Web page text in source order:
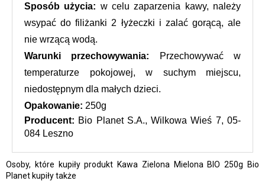
Sposób użycia: w celu zaparzenia kawy, należy
wsypać do filiżanki 2 łyżeczki i zalać gorącą, ale
nie wrzącą wodą.
Warunki przechowywania: Przechowywać w
temperaturze pokojowej, w suchym miejscu,
niedostępnym dla małych dzieci.
Opakowanie: 250g
Producent: Bio Planet S.A., Wilkowa Wieś 7, 05-
084 Leszno
Osoby, które kupiły produkt Kawa Zielona Mielona BIO 250g Bio
Planet kupiły także